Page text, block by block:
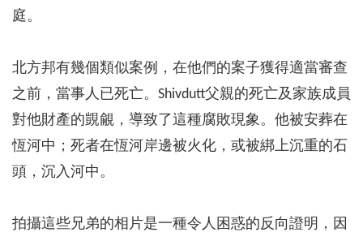
庭。
北方邦有幾個類似案例，在他們的案子獲得適當審查
之前，當事人已死亡。Shivdutt父親的死亡及家族成員
對他財產的覬覦，導致了這種腐敗現象。他被安葬在
恆河中；死者在恆河岸邊被火化，或被綁上沉重的石
頭，沉入河中。
拍攝這些兄弟的相片是一種令人困惑的反向證明，因